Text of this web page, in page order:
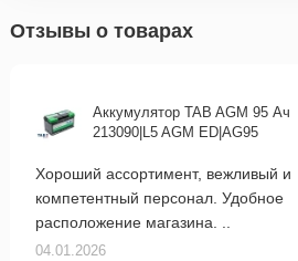
Отзывы о товарах
Аккумулятор TAB AGM 95 Ач
213090|L5 AGM ED|AG95
Хороший ассортимент, вежливый и
компетентный персонал. Удобное
расположение магазина. ..
04.01.2026